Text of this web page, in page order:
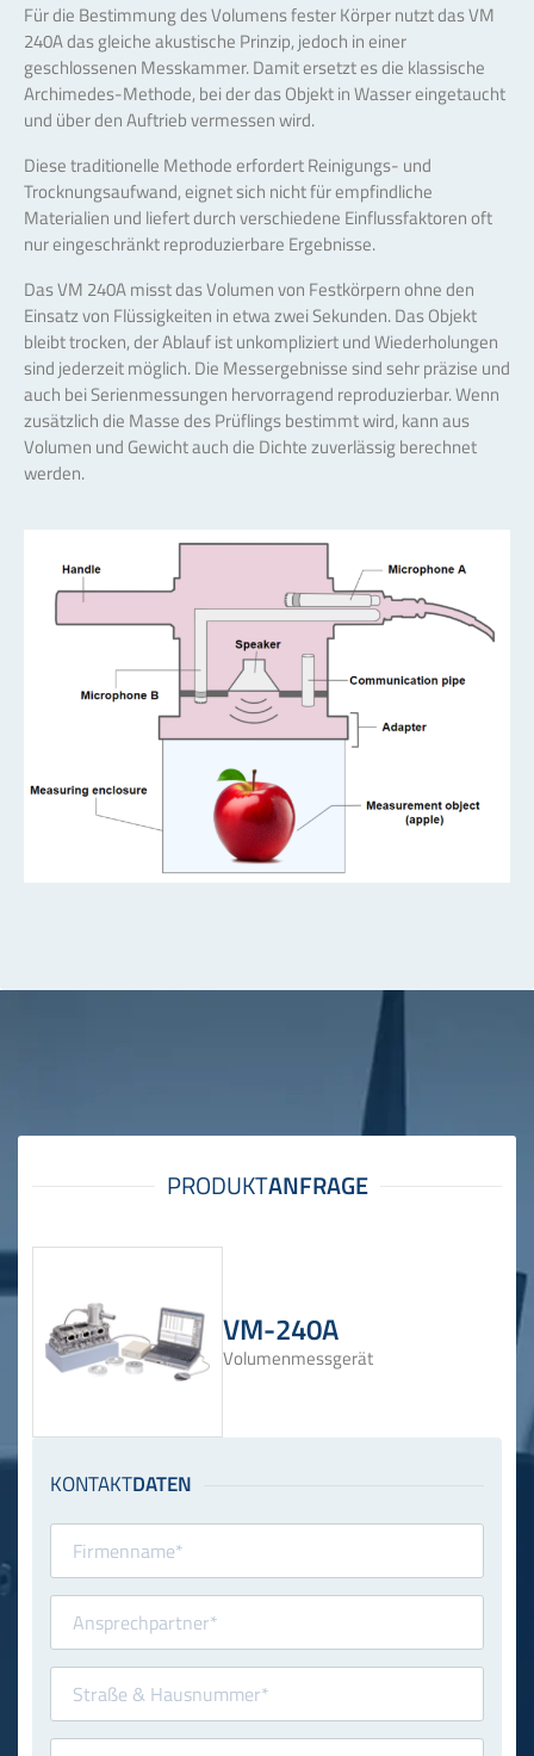
Für die Bestimmung des Volumens fester Körper nutzt das VM
240A das gleiche akustische Prinzip, jedoch in einer
geschlossenen Messkammer. Damit ersetzt es die klassische
Archimedes-Methode, bei der das Objekt in Wasser eingetaucht
und über den Auftrieb vermessen wird.
Diese traditionelle Methode erfordert Reinigungs- und
Trocknungsaufwand, eignet sich nicht für empfindliche
Materialien und liefert durch verschiedene Einflussfaktoren oft
nur eingeschränkt reproduzierbare Ergebnisse.
Das VM 240A misst das Volumen von Festkörpern ohne den
Einsatz von Flüssigkeiten in etwa zwei Sekunden. Das Objekt
bleibt trocken, der Ablauf ist unkompliziert und Wiederholungen
sind jederzeit möglich. Die Messergebnisse sind sehr präzise und
auch bei Serienmessungen hervorragend reproduzierbar. Wenn
zusätzlich die Masse des Prüflings bestimmt wird, kann aus
Volumen und Gewicht auch die Dichte zuverlässig berechnet
werden.
VM-240A
Volumenmessgerät